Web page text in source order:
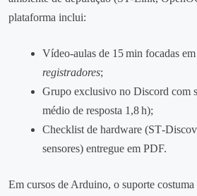
plataforma inclui:
Vídeo‑aulas de 15 min focadas em
registradores;
Grupo exclusivo no Discord com
médio de resposta 1,8 h);
Checklist de hardware
sensores) entregue em PDF.
Em cursos de Arduino, o suporte